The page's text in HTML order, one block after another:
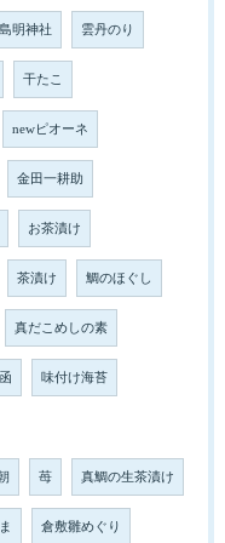
明神社 雲丹のり
干たこ
newピオーネ
金田一耕助
お茶漬け
茶漬け 鯛のほぐし
真だこめしの素
味付け海苔
苺 真鯛の生茶漬け
倉敷雛めぐり